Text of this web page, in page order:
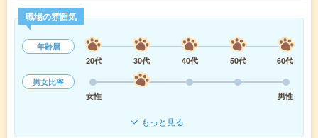
職場の雰囲気
年齢層
20代
30代 40代 50代
60代
男女比率
女性
男性
もっと見る